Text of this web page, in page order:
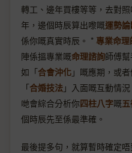
轉工、邊年買樓等等，去對照
年，邊個時辰算出嚟嘅運勢
係你嘅真實時辰。 * 專業命
陣係搵專業嘅命理諮詢師傅
如「合會沖化 」嘅應期，或
「合婚技法 」入面嘅互動情
哋會綜合分析你四柱八字嘅
個時辰先至係最準確。
最後提多句，就算暫時確定